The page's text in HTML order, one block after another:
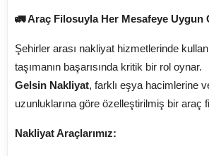
🚛 Araç Filosuyla Her Mesafeye Uygun
Şehirler arası nakliyat hizmetlerinde
taşımanın başarısında kritik bir rol oynar.
Gelsin Nakliyat, farklı eşya hacimlerine
uzunluklarına göre özelleştirilmiş bir araç
Nakliyat Araçlarımız: